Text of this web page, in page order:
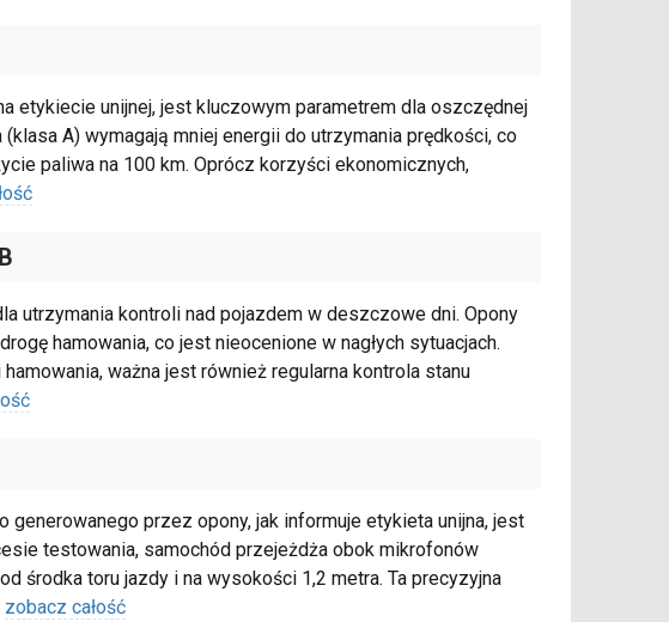
etykiecie unijnej, jest kluczowym parametrem dla oszczędnej
A) wymagają mniej energii do utrzymania prędkości, co
paliwa na 100 km. Oprócz korzyści ekonomicznych,
utrzymania kontroli nad pojazdem w deszczowe dni. Opony
hamowania, co jest nieocenione w nagłych sytuacjach.
ważna jest również regularna kontrola stanu
generowanego przez opony, jak informuje etykieta unijna, jest
testowania, samochód przejeżdża obok mikrofonów
środka toru jazdy i na wysokości 1,2 metra. Ta precyzyjna
zobacz całość